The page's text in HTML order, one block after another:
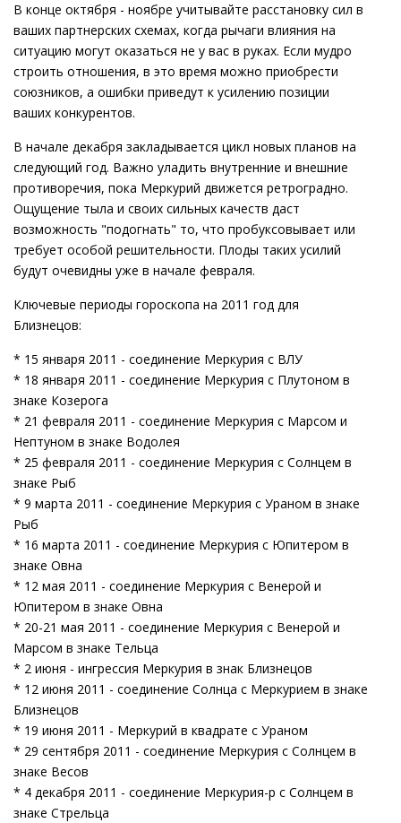
В конце октября - ноябре учитывайте расстановку сил в
ваших партнерских схемах, когда рычаги влияния на
ситуацию могут оказаться не у вас в руках. Если мудро
строить отношения, в это время можно приобрести
союзников, а ошибки приведут к усилению позиции
ваших конкурентов.
В начале декабря закладывается цикл новых планов на
следующий год. Важно уладить внутренние и внешние
противоречия, пока Меркурий движется ретроградно.
Ощущение тыла и своих сильных качеств даст
возможность "подогнать" то, что пробуксовывает или
требует особой решительности. Плоды таких усилий
будут очевидны уже в начале февраля.
Ключевые периоды гороскопа на 2011 год для
Близнецов:
* 15 января 2011 - соединение Меркурия с ВЛУ
* 18 января 2011 - соединение Меркурия с Плутоном в
знаке Козерога
* 21 февраля 2011 - соединение Меркурия с Марсом и
Нептуном в знаке Водолея
* 25 февраля 2011 - соединение Меркурия с Солнцем в
знаке Рыб
* 9 марта 2011 - соединение Меркурия с Ураном в знаке
Рыб
* 16 марта 2011 - соединение Меркурия с Юпитером в
знаке Овна
* 12 мая 2011 - соединение Меркурия с Венерой и
Юпитером в знаке Овна
* 20-21 мая 2011 - соединение Меркурия с Венерой и
Марсом в знаке Тельца
* 2 июня - ингрессия Меркурия в знак Близнецов
* 12 июня 2011 - соединение Солнца с Меркурием в знаке
Близнецов
* 19 июня 2011 - Меркурий в квадрате с Ураном
* 29 сентября 2011 - соединение Меркурия с Солнцем в
знаке Весов
* 4 декабря 2011 - соединение Меркурия-р с Солнцем в
знаке Стрельца